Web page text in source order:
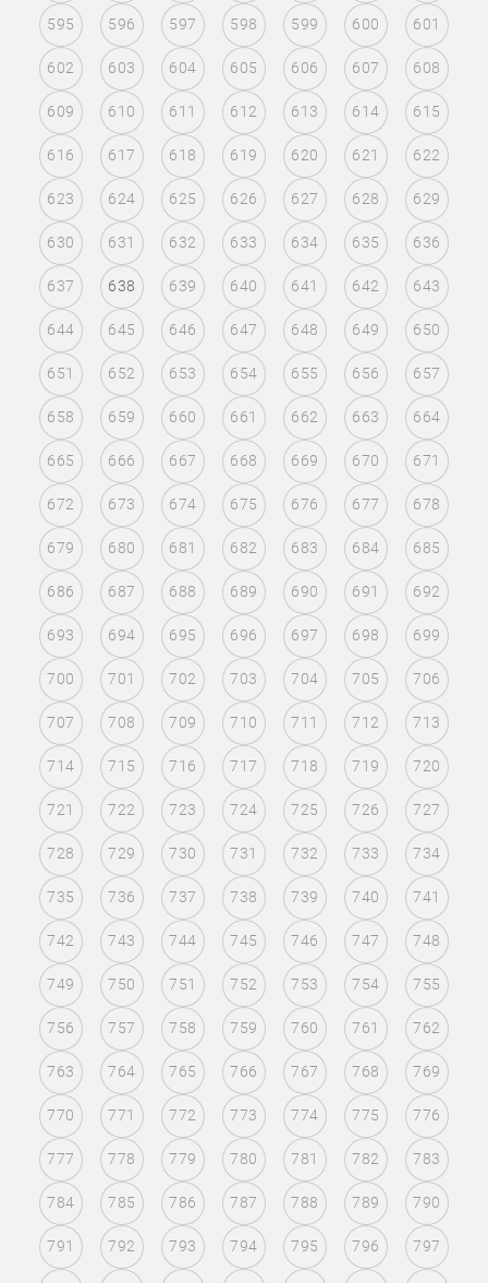
595 596 597 598 599 600 601
602 603 604 605 606 607 608
609 610 611 612 613 614 615
616 617 618 619 620 621 622
623 624 625 626 627 628 629
630 631 632 633 634 635 636
637 638 639 640 641 642 643
644 645 646 647 648 649 650
651 652 653 654 655 656 657
658 659 660 661 662 663 664
665 666 667 668 669 670 671
672 673 674 675 676 677 678
679 680 681 682 683 684 685
686 687 688 689 690 691 692
693 694 695 696 697 698 699
700 701 702 703 704 705 706
707 708 709 710 711 712 713
714 715 716 717 718 719 720
721 722 723 724 725 726 727
728 729 730 731 732 733 734
735 736 737 738 739 740 741
742 743 744 745 746 747 748
749 750 751 752 753 754 755
756 757 758 759 760 761 762
763 764 765 766 767 768 769
770 771 772 773 774 775 776
777 778 779 780 781 782 783
784 785 786 787 788 789 790
791 792 793 794 795 796 797